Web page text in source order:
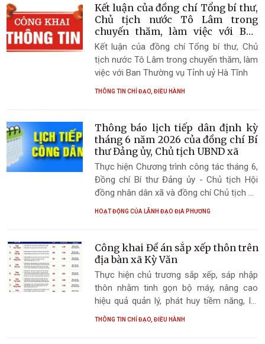
năng và các chủ rừng cần tập trung thực
hiện tốt công tác phòng cháy, chữa cháy
rừng.
Kết luận của đồng chí Tổng bí thư,
Chủ tịch nước Tô Lâm trong
chuyến thăm, làm việc với Ban
Thường vụ Tỉnh uỷ Hà Tĩnh
Kết luận của đồng chí Tổng bí thư, Chủ
tịch nước Tô Lâm trong chuyến thăm, làm
việc với Ban Thường vụ Tỉnh uỷ Hà Tĩnh
THÔNG TIN CHỈ ĐẠO, ĐIỀU HÀNH
Thông báo lịch tiếp dân định kỳ
tháng 6 năm 2026 của đồng chí Bí
thư Đảng ủy, Chủ tịch UBND xã
Thực hiện Chương trình công tác tháng 6,
Đồng chí Bí thư Đảng ủy - Chủ tịch Hội
đồng nhân dân xã và đồng chí Chủ tịch Ủy
ban nhân dân xã tổ chức tiếp công dân
HOẠT ĐỘNG CỦA LÃNH ĐẠO ĐỊA PHƯƠNG
Công khai Đề án sắp xếp thôn trên
địa bàn xã Kỳ Văn
Thực hiện chủ trương sắp xếp, sáp nhập
thôn nhằm tinh gọn bộ máy, nâng cao
hiệu quả quản lý, phát huy tiềm năng, lợi
thế, xây dựng quê hương Kỳ Văn ngày
THÔNG TIN CHỈ ĐẠO, ĐIỀU HÀNH